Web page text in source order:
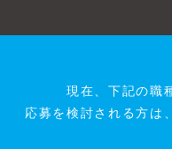
現在、下記の職
応募を検討される方は